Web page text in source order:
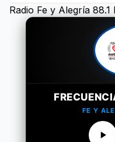
Radio Fe y Alegría 88.1
FE Y